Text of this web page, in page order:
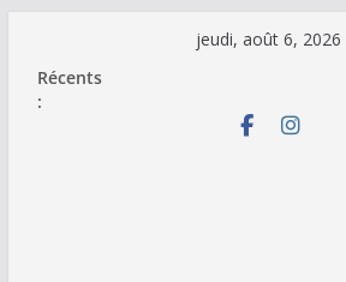
contenu
jeudi, août 6, 2026
Récents
: